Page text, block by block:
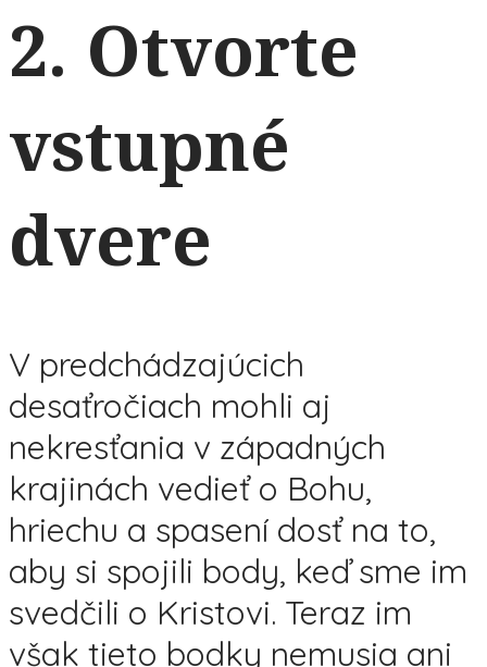
2. Otvorte
vstupné
dvere
V predchádzajúcich
desaťročiach mohli aj
nekresťania v západných
krajinách vedieť o Bohu,
hriechu a spasení dosť na to,
aby si spojili body, keď sme im
svedčili o Kristovi. Teraz im
však tieto bodky nemusia ani